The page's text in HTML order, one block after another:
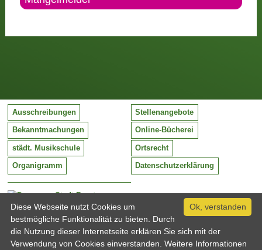
Stadt Barntrup
Mittelstraße 38
32683 Barntrup
Tel:
Email:
05263 / 409-0
info@barntrup.de
Ausschreibungen Stellenangebote
Bekanntmachungen Online-Bücherei
städt. Musikschule Ortsrecht
Organigramm Datenschutzerklärung
Ok, verstanden
Diese Webseite nutzt Cookies um
bestmögliche Funktionalität zu bieten. Durch
die Nutzung dieser Internetseite erklären Sie sich mit der
Verwendung von Cookies einverstanden. Weitere Informationen